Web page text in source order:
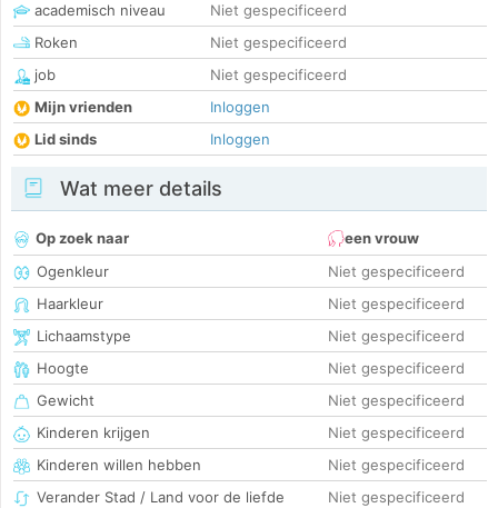
academisch niveau
Niet gespecificeerd
Roken
Niet gespecificeerd
job
Niet gespecificeerd
Mijn vrienden
Inloggen
Lid sinds
Inloggen
Wat meer details
Op zoek naar
een vrouw
Ogenkleur
Niet gespecificeerd
Haarkleur
Niet gespecificeerd
Lichaamstype
Niet gespecificeerd
Hoogte
Niet gespecificeerd
Gewicht
Niet gespecificeerd
Kinderen krijgen
Niet gespecificeerd
Kinderen willen hebben
Niet gespecificeerd
Verander Stad / Land voor de liefde
Niet gespecificeerd